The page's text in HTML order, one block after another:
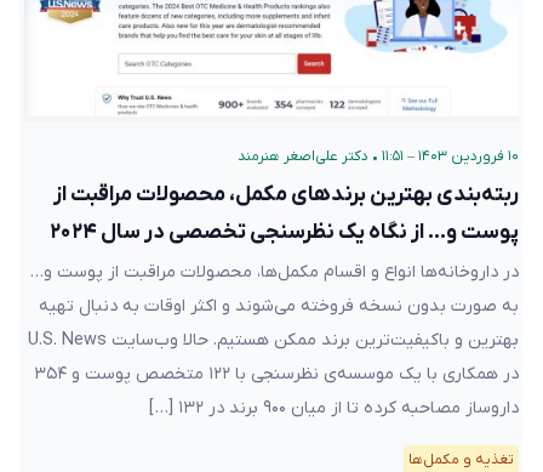
۱۰ فروردین ۱۴۰۳ – ۱۱:۵۱ • دکتر علی‌اصغر هنرمند
ربته‌بندی بهترین برند‌های مکمل، محصولات مراقبت از
پوست و… از نگاه یک نظرسنجی تخصصی در سال ۲۰۲۴
در داروخانه‌ها انواع و اقسام مکمل‌ها، محصولات مراقبت از پوست و…
به صورت بدون نسخه فروخته می‌شوند و اکثر اوقات به دنبال تهیه
بهترین و باکیفیت‌ترین برند ممکن هستیم. حالا وب‌سایت U.S. News
در همکاری با یک موسسه‌‌ی نظرسنجی با ۱۲۲ متخصص پوست و ۳۵۴
داروساز مصاحبه کرده تا از میان ۹۰۰ برند در ۱۳۲ […]
تغذیه و مکمل‌ها